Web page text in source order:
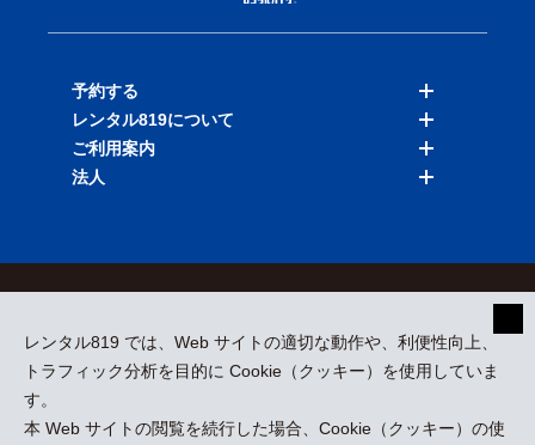
レンタル819 では、Web サイトの適切な動作や、利便性向上、
トラフィック分析を目的に Cookie（クッキー）を使用していま
す。
本 Web サイトの閲覧を続行した場合、Cookie（クッキー）の使
予約する
バイクを探す
店舗を探す
レンタル819について
料金表
ご利用案内
法人
採用情報
プレスリリース
kizuki Rental Service © All Rights Reserved.